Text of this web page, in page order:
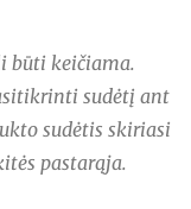
būti keičiama.
sudėtį ant
sudėtis skiriasi
pastarąja.